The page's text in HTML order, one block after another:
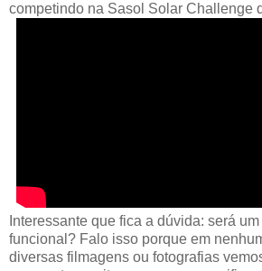
competindo na Sasol Solar Challenge
Interessante que fica a dúvida: será
funcional? Falo isso porque em
diversas filmagens ou fotografias